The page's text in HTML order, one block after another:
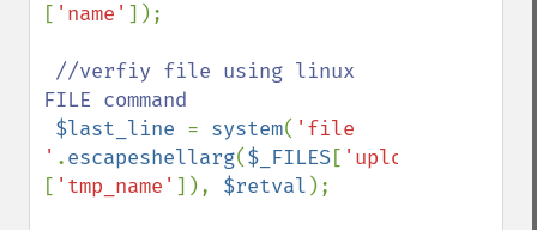
[ 'name' ]);
//verfiy file using linux
FILE command
$last_line = system( 'file
' .escapeshellarg($_FILES[ 'uploadedfile'
[ 'tmp_name' ]), $retval );